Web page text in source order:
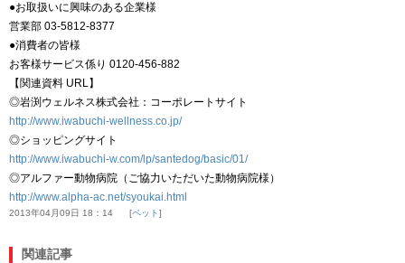
●お取扱いに興味のある企業様
営業部 03-5812-8377
●消費者の皆様
お客様サービス係り 0120-456-882
【関連資料 URL】
◎岩渕ウェルネス株式会社：コーポレートサイト
http://www.iwabuchi-wellness.co.jp/
◎ショッピングサイト
http://www.iwabuchi-w.com/lp/santedog/basic/01/
◎アルファー動物病院（ご協力いただいた動物病院様）
http://www.alpha-ac.net/syoukai.html
2013年04月09日 18：14 ペット
関連記事